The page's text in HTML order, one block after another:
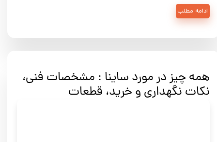
ادامه مطلب
همه چیز در مورد ساینا : مشخصات فنی،
نکات نگهداری و خرید، قطعات